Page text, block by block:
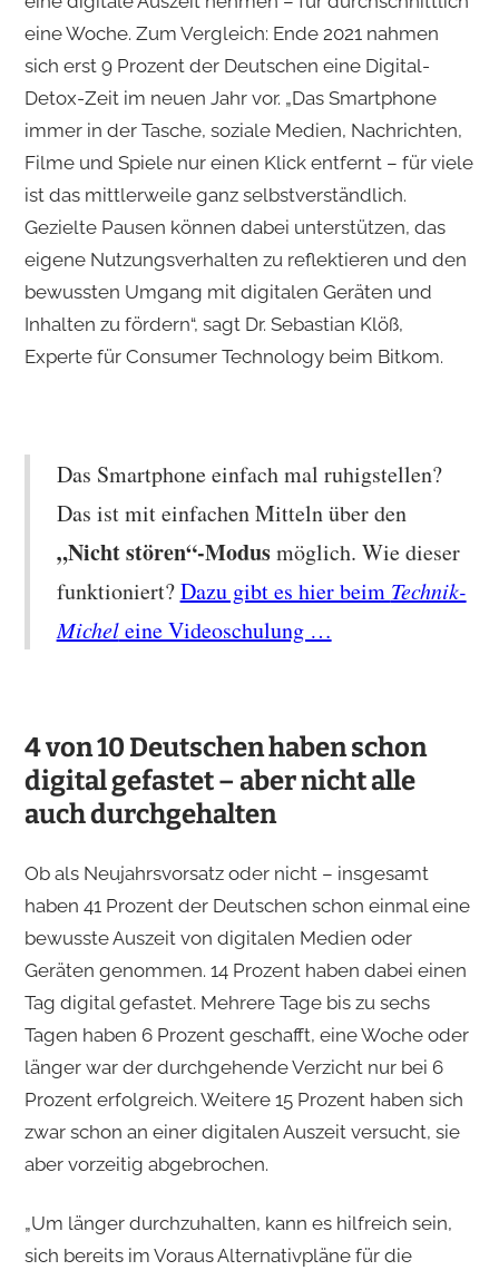
eine Woche. Zum Vergleich: Ende 2021 nahmen
sich erst 9 Prozent der Deutschen eine Digital-
Detox-Zeit im neuen Jahr vor. „Das Smartphone
immer in der Tasche, soziale Medien, Nachrichten,
Filme und Spiele nur einen Klick entfernt – für viele
ist das mittlerweile ganz selbstverständlich.
Gezielte Pausen können dabei unterstützen, das
eigene Nutzungsverhalten zu reflektieren und den
bewussten Umgang mit digitalen Geräten und
Inhalten zu fördern“, sagt Dr. Sebastian Klöß,
Experte für Consumer Technology beim Bitkom.
Das Smartphone einfach mal ruhigstellen?
Das ist mit einfachen Mitteln über den
„Nicht stören“-Modusmöglich. Wie dieser
funktioniert?Dazu gibt es hier beim Technik-
Micheleine Videoschulung …
4 von 10 Deutschen haben schon
digital gefastet – aber nicht alle
auch durchgehalten
Ob als Neujahrsvorsatz oder nicht – insgesamt
haben 41 Prozent der Deutschen schon einmal eine
bewusste Auszeit von digitalen Medien oder
Geräten genommen. 14 Prozent haben dabei einen
Tag digital gefastet. Mehrere Tage bis zu sechs
Tagen haben 6 Prozent geschafft, eine Woche oder
länger war der durchgehende Verzicht nur bei 6
Prozent erfolgreich. Weitere 15 Prozent haben sich
zwar schon an einer digitalen Auszeit versucht, sie
aber vorzeitig abgebrochen.
„Um länger durchzuhalten, kann es hilfreich sein,
sich bereits im Voraus Alternativpläne für die